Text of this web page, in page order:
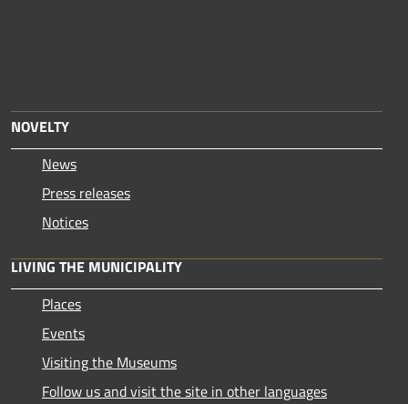
NOVELTY
News
Press releases
Notices
LIVING THE MUNICIPALITY
Places
Events
Visiting the Museums
Follow us and visit the site in other languages